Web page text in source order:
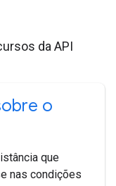
da API
o
que
nas condições